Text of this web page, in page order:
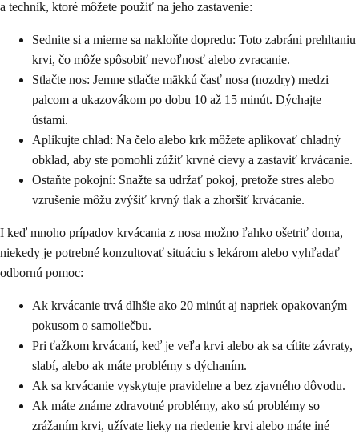
a techník, ktoré môžete použiť na jeho zastavenie:
Sednite si a mierne sa nakloňte dopredu: Toto zabráni prehltaniu
krvi, čo môže spôsobiť nevoľnosť alebo zvracanie.
Stlačte nos: Jemne stlačte mäkkú časť nosa (nozdry) medzi
palcom a ukazovákom po dobu 10 až 15 minút. Dýchajte
ústami.
Aplikujte chlad: Na čelo alebo krk môžete aplikovať chladný
obklad, aby ste pomohli zúžiť krvné cievy a zastaviť krvácanie.
Ostaňte pokojní: Snažte sa udržať pokoj, pretože stres alebo
vzrušenie môžu zvýšiť krvný tlak a zhoršiť krvácanie.
I keď mnoho prípadov krvácania z nosa možno ľahko ošetriť doma,
niekedy je potrebné konzultovať situáciu s lekárom alebo vyhľadať
odbornú pomoc:
Ak krvácanie trvá dlhšie ako 20 minút aj napriek opakovaným
pokusom o samoliečbu.
Pri ťažkom krvácaní, keď je veľa krvi alebo ak sa cítite závraty,
slabí, alebo ak máte problémy s dýchaním.
Ak sa krvácanie vyskytuje pravidelne a bez zjavného dôvodu.
Ak máte známe zdravotné problémy, ako sú problémy so
zrážaním krvi, užívate lieky na riedenie krvi alebo máte iné